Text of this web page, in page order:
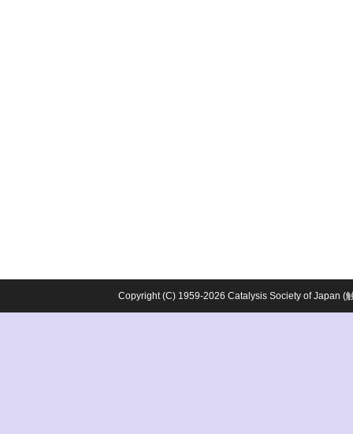
Copyright (C) 1959-2026 Catalysis Society of Japan (